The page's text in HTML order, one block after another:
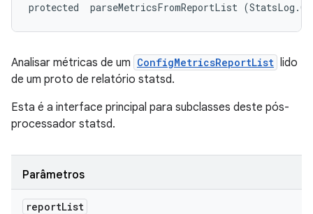
protected parseMetricsFromReportList
Analisar métricas de um ConfigMetricsReportList lido
de um proto de relatório statsd.
Esta é a interface principal para subclasses deste pós-
processador statsd.
Parâmetros
reportList